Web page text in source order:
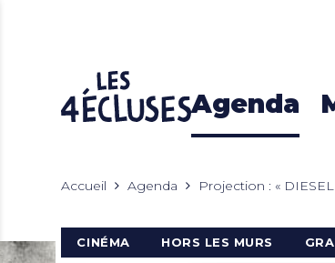
Agenda
Accueil Agenda Projection : «
CINÉMA HORS LES MURS